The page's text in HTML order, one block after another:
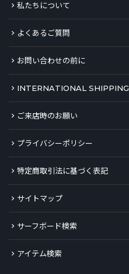
私たちについて
よくあるご質問
お問い合わせの前に
INTERNATIONAL SHIPPING
ご来店時のお願い
プライバシーポリシー
特定商取引法に基づく表記
サイトマップ
サーフボード検索
アイテム検索